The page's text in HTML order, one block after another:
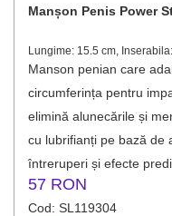
Manșon Penis Power
Lungime: 15.5 cm,
Manson penian care
circumferința pentru
elimină alunecările și
cu lubrifianți pe bază de
întreruperi și efecte
57 RON
Cod: SL119304